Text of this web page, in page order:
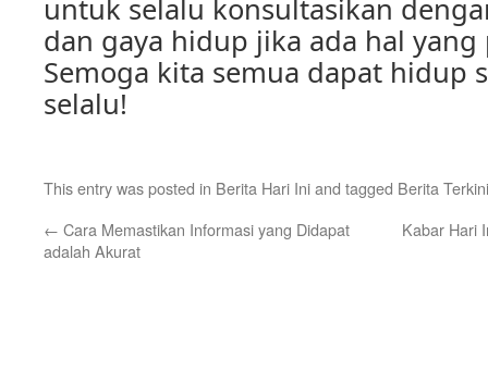
untuk selalu konsultasikan
dan gaya hidup jika ada hal
Semoga kita semua dapat hidup
selalu!
This entry was posted in Berita Hari Iniand tagged Berita Terkini
← Cara Memastikan Informasi yang Didapat
adalah Akurat
Kabar Hari